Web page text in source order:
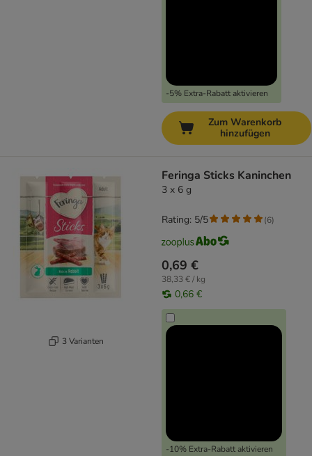
-5% Extra-Rabatt aktivieren
Zum Warenkorb
hinzufügen
3 Varianten
Feringa Sticks Kaninchen
3 x 6 g
0,69 €
38,33 € / kg
0,66 €
-10% Extra-Rabatt aktivieren
Rating: 5/5 (6)